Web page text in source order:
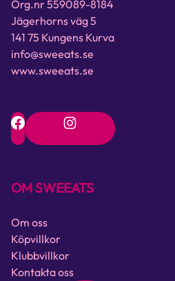
Org.nr 559089-8184
Jägerhorns väg 5
141 75 Kungens Kurva
info@sweeats.se
www.sweeats.se
OM SWEEATS
Om oss
Köpvillkor
Klubbvillkor
Kontakta oss